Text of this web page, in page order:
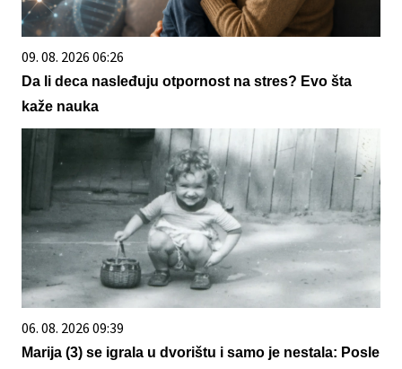
09. 08. 2026 06:26
Da li deca nasleđuju otpornost na stres? Evo šta
kaže nauka
06. 08. 2026 09:39
Marija (3) se igrala u dvorištu i samo je nestala: Posle